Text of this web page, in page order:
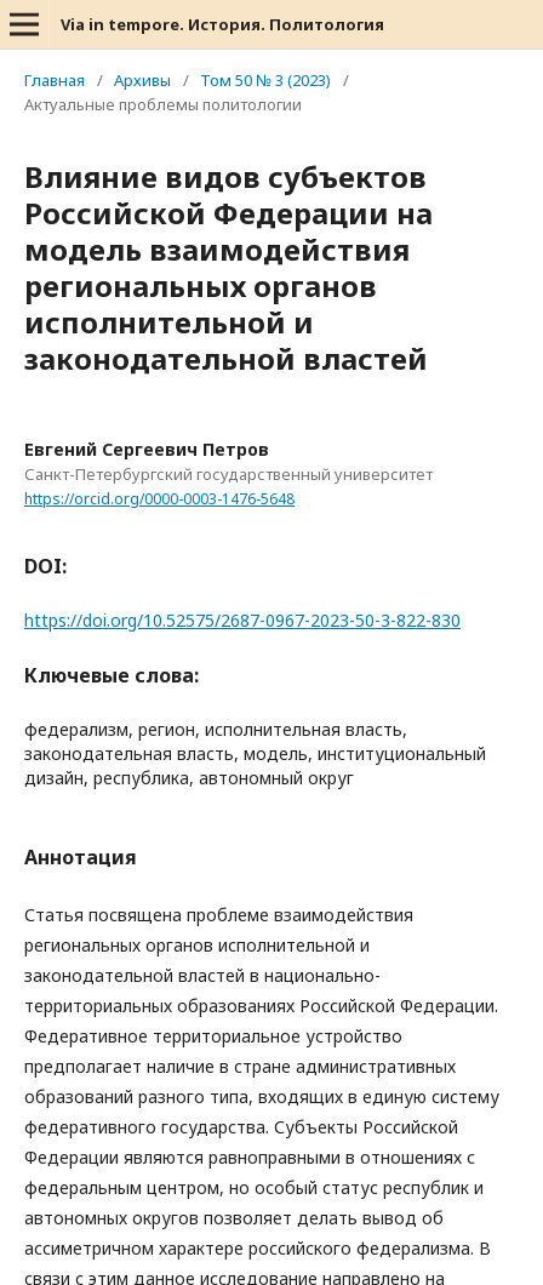
Via in tempore. История. Политология
Главная / Архивы / Том 50 № 3 (2023)
/
Актуальные проблемы политологии
Влияние видов субъектов
Российской Федерации на
модель взаимодействия
региональных органов
исполнительной и
законодательной властей
Евгений Сергеевич Петров
Санкт-Петербургский государственный университет
https://orcid.org/0000-0003-1476-5648
DOI:
https://doi.org/10.52575/2687-0967-2023-50-3-822-830
Ключевые слова:
федерализм, регион, исполнительная власть,
законодательная власть, модель, институциональный
дизайн, республика, автономный округ
Аннотация
Статья посвящена проблеме взаимодействия
региональных органов исполнительной и
законодательной властей в национально-
территориальных образованиях Российской Федерации.
Федеративное территориальное устройство
предполагает наличие в стране административных
образований разного типа, входящих в единую систему
федеративного государства. Субъекты Российской
Федерации являются равноправными в отношениях с
федеральным центром, но особый статус республик и
автономных округов позволяет делать вывод об
ассиметричном характере российского федерализма. В
связи с этим данное исследование направлено на